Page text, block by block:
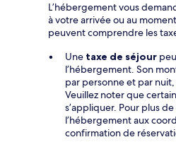
L’hébergement vous
à votre arrivée ou au
peuvent comprendre les
Une taxe de séjour
l’hébergement. Son
par personne et par
Veuillez noter que
s’appliquer. Pour plus
l’hébergement aux
confirmation de